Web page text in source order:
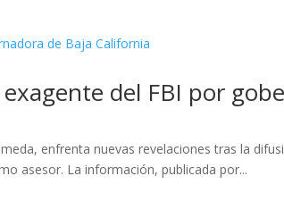
del FBI por
enfrenta nuevas revelaciones tras la
asesor. La información, publicada por...